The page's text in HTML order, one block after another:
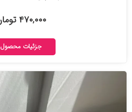
۴۷۰,۰۰۰ تومان
جزئیات محصول